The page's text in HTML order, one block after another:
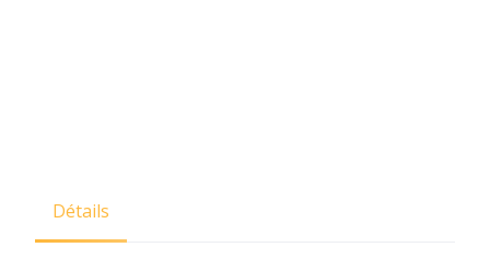
Détails